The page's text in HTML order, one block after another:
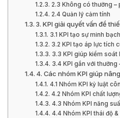
2.3 Không có thưởng –
2.4 Quản lý cảm tính
3. KPI giải quyết vấn đề
3.1 KPI tạo sự minh bạch
3.2 KPI tạo áp lực tích
3.3 KPI giúp kiểm soát
3.4 KPI gắn với thưởng
4. Các nhóm KPI giúp
4.1 Nhóm KPI kỷ luật
4.2 Nhóm KPI chất
4.3 Nhóm KPI năng
4.4 Nhóm KPI thái độ